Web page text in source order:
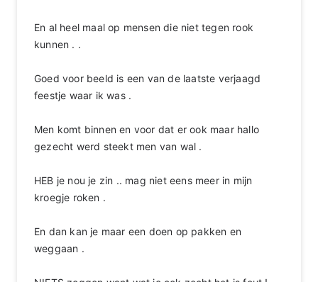
En al heel maal op mensen die niet tegen rook
kunnen . .
Goed voor beeld is een van de laatste verjaagd
feestje waar ik was .
Men komt binnen en voor dat er ook maar hallo
gezecht werd steekt men van wal .
HEB je nou je zin .. mag niet eens meer in mijn
kroegje roken .
En dan kan je maar een doen op pakken en
weggaan .